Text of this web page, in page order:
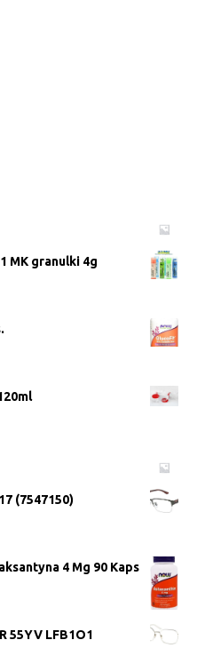
MK granulki 4g
(7547150)
4 Mg 90 Kaps
55YV LFB1O1